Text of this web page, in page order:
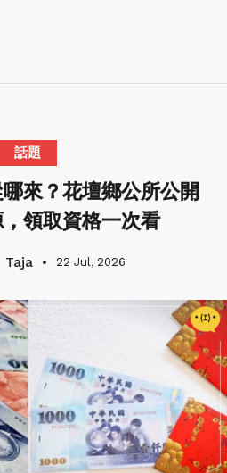
話題
來？花壇鄉公所公開
領取資格一次看
Taja 22 Jul, 2026